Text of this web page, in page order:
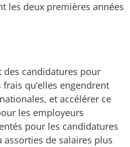
les deux premières années
candidatures pour
qu’elles engendrent
et accélérer ce
les employeurs
pour les candidatures
de salaires plus